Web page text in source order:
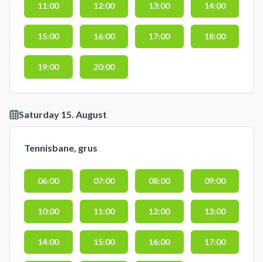
11:00 12:00 13:00 14:00
15:00 16:00 17:00 18:00
19:00 20:00
Saturday 15. August
Tennisbane, grus
06:00 07:00 08:00 09:00
10:00 11:00 12:00 13:00
14:00 15:00 16:00 17:00